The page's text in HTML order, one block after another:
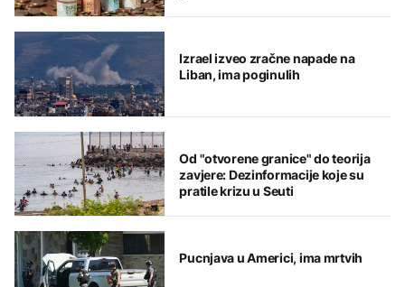
Izrael izveo zračne napade na
Liban, ima poginulih
Od "otvorene granice" do teorija
zavjere: Dezinformacije koje su
pratile krizu u Seuti
Pucnjava u Americi, ima mrtvih